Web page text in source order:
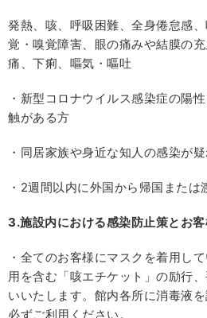
発熱、咳、呼吸困難、全身倦怠感
覚・嗅覚障害、眼の痛みや結膜の
痛、下痢、嘔気・嘔吐
・新型コロナウイルス感染症の陽
触がある方
・同居家族や身近な知人の感染が
・2週間以内に外国から帰国または
3.施設内における感染防止策とお
・全てのお客様にマスクを着用し
用を含む「咳エチケット」の励行
いいたします。館内各所に消毒液を
必ずご利用ください。